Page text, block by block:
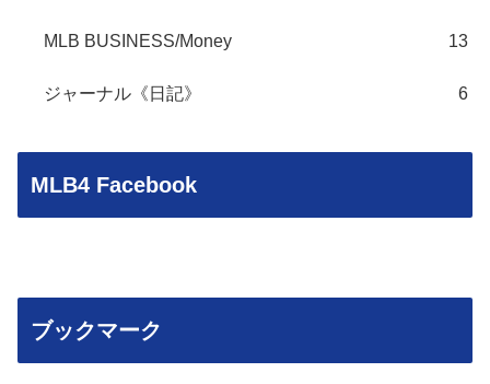
MLB BUSINESS/Money 13
ジャーナル《日記》 6
MLB4 Facebook
ブックマーク